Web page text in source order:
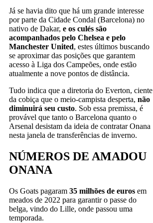
Já se havia dito que há um grande interesse
por parte da Cidade Condal (Barcelona) no
nativo de Dakar, e os culés são
acompanhados pelo Chelsea e pelo
Manchester United, estes últimos buscando
se aproximar das posições que garantem
acesso à Liga dos Campeões, onde estão
atualmente a nove pontos de distância.
Tudo indica que a diretoria do Everton, ciente
da cobiça que o meio-campista desperta, não
diminuirá seu custo. Sob essa premissa, é
provável que tanto o Barcelona quanto o
Arsenal desistam da ideia de contratar Onana
nesta janela de transferências de inverno.
NÚMEROS DE AMADOU
ONANA
Os Goats pagaram 35 milhões de euros em
meados de 2022 para garantir o passe do
belga, vindo do Lille, onde passou uma
temporada.